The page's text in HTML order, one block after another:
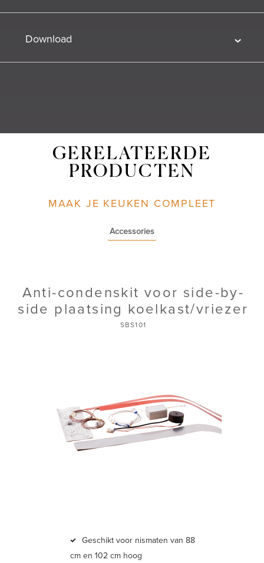
Download
GERELATEERDE
PRODUCTEN
MAAK JE KEUKEN COMPLEET
Accessories
Anti-condenskit voor side-by-
side plaatsing koelkast/vriezer
SBS101
Geschikt voor nismaten van 88
cm en 102 cm hoog